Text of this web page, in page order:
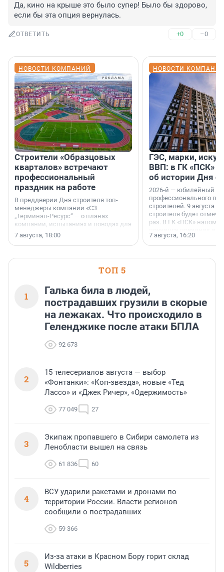
Да, кино на крыше это было супер! Было бы здорово,
если бы эта опция вернулась.
ОТВЕТИТЬ +0 –0
НОВОСТИ КОМПАНИЙ
Строители «Образцовых
кварталов» встречают
профессиональный
праздник на работе
В преддверии Дня строителя топ-
менеджеры компании «СЗ
„Терминал-Ресурс“ — о планах
компании, испытаниях и поводах для
осторожного оптимизма.
7 августа, 18:00
НОВОСТИ
ГЭС, марки,
ВВП: в ГК «ПСК»
об истории Дня
2026-й — юбилейный
профессионального
строителей. 9 августа
строителя будет
раз. В ГК «ПСК»
поменялась роль
7 августа, 16:20
ТОП 5
1
Галька била в людей,
пострадавших грузили в скорые
на лежаках. Что происходило в
Геленджике после атаки БПЛА
92 673
2
15 телесериалов августа — выбор
«Фонтанки»: «Коп-звезда», новые «Тед
Лассо» и «Джек Ричер», «Одержимость»
77 049 27
3
Экипаж пропавшего в Сибири самолета из
Ленобласти вышел на связь
61 836 60
4
ВСУ ударили ракетами и дронами по
территории России. Власти регионов
сообщили о пострадавших
59 366
5
Из-за атаки в Красном Бору горит склад
Wildberries